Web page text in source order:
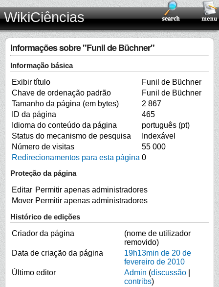
WikiCiências
Informações sobre "Funil de Büchner"
Informação básica
Exibir título
Funil de Büchner
Chave de ordenação padrão
Funil de Büchner
Tamanho da página (em bytes)
2 867
ID da página
465
Idioma do conteúdo da página
português (pt)
Status do mecanismo de pesquisa
Indexável
Número de visitas
55 000
Redirecionamentos para esta página 0
Proteção da página
Editar Permitir apenas administradores
Mover Permitir apenas administradores
Histórico de edições
Criador da página
(nome de utilizador
removido)
Data de criação da página
19h13min de 20 de
fevereiro de 2010
Último editor
Admin (discussão
contribs)